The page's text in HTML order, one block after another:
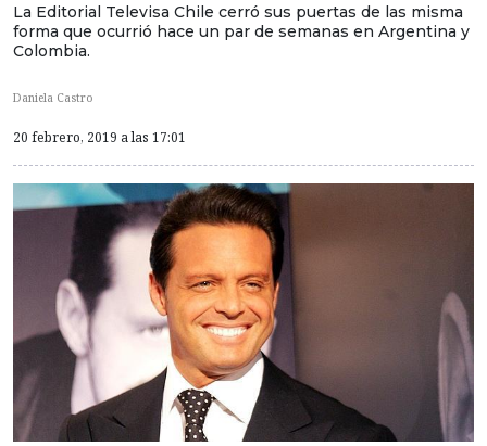
La Editorial Televisa Chile cerró sus puertas de las misma
forma que ocurrió hace un par de semanas en Argentina y
Colombia.
Daniela Castro
20 febrero, 2019 a las 17:01